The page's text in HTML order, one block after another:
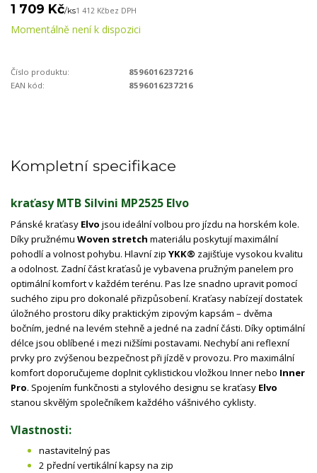
1 709 Kč/ks1 412 Kčbez DPH
Momentálně není k dispozici
Číslo produktu:
8596016237216
EAN kód:
8596016237216
Kompletní specifikace
kraťasy MTB Silvini MP2525 Elvo
Pánské kraťasy Elvo jsou ideální volbou pro jízdu na horském kole.
Díky pružnému Woven stretch materiálu poskytují maximální
pohodlí a volnost pohybu. Hlavní zip YKK® zajišťuje vysokou kvalitu
a odolnost. Zadní část kraťasů je vybavena pružným panelem pro
optimální komfort v každém terénu. Pas lze snadno upravit pomocí
suchého zipu pro dokonalé přizpůsobení. Kraťasy nabízejí dostatek
úložného prostoru díky praktickým zipovým kapsám – dvěma
bočním, jedné na levém stehně a jedné na zadní části. Díky optimální
délce jsou oblíbené i mezi nižšími postavami. Nechybí ani reflexní
prvky pro zvýšenou bezpečnost při jízdě v provozu. Pro maximální
komfort doporučujeme doplnit cyklistickou vložkou Inner nebo Inner
Pro. Spojením funkčnosti a stylového designu se kraťasy Elvo
stanou skvělým společníkem každého vášnivého cyklisty.
Vlastnosti:
nastavitelný pas
2 přední vertikální kapsy na zip